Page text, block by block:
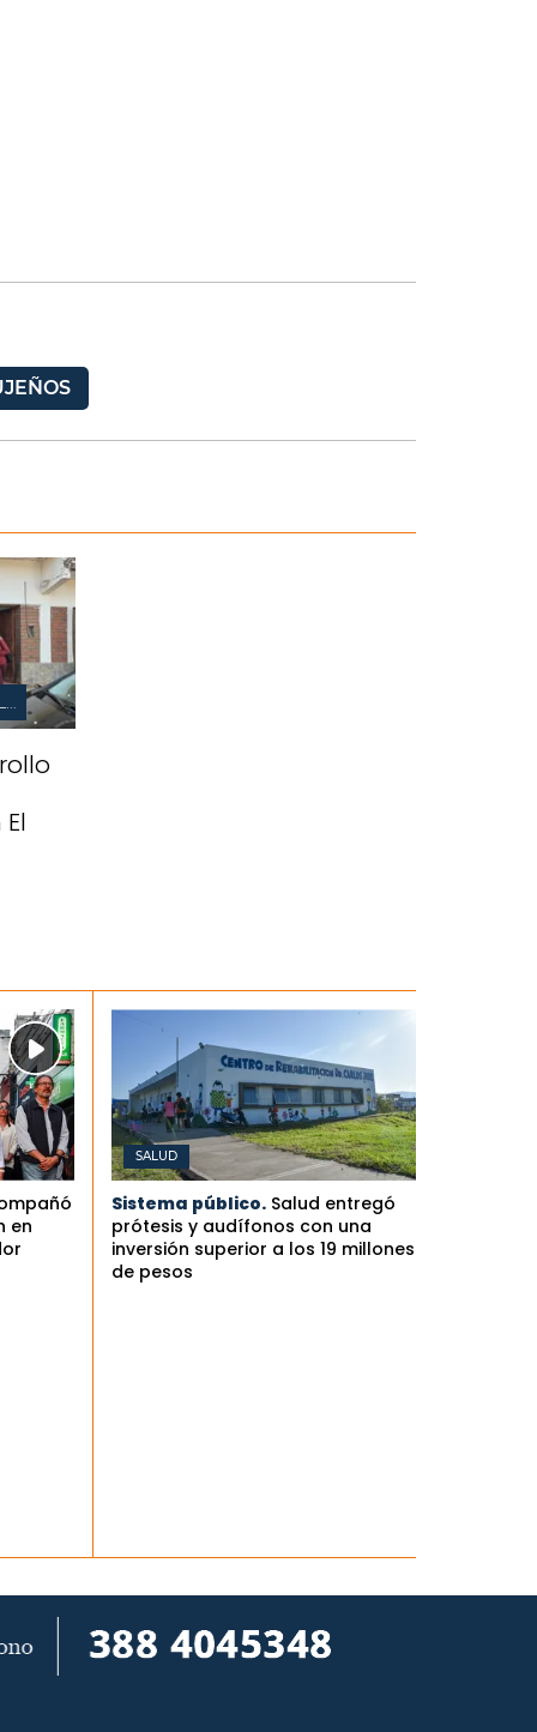
PREVENCIÓN DE LA VIOLENCIA DE GÉNERO
en
SALUD
Sistema público. Salud entregó
prótesis y audífonos con una
inversión superior a los 19 millones
de pesos